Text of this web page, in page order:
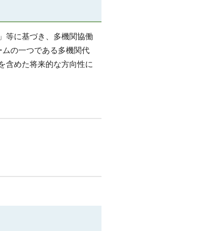
等に基づき、多機関協働
の一つである多機関代
含めた将来的な方向性に